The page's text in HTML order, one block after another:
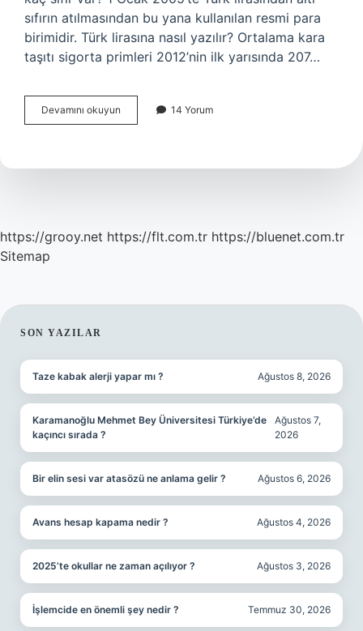
sıfırın atılmasından bu yana kullanılan resmi para
birimidir. Türk lirasına nasıl yazılır? Ortalama kara
taşıtı sigorta primleri 2012’nin ilk yarısında 207…
Devamını okuyun
Lira
14 Yorum
https://grooy.net https://flt.com.tr https://bluenet.com.tr
Sitemap
SIDEBAR
SON YAZILAR
Taze kabak alerji yapar mı ? Ağustos 8, 2026
Karamanoğlu Mehmet Bey Üniversitesi Türkiye’de
kaçıncı sırada ?
Ağustos 7,
2026
Bir elin sesi var atasözü ne anlama gelir ? Ağustos 6, 2026
Avans hesap kapama nedir ? Ağustos 4, 2026
2025’te okullar ne zaman açılıyor ? Ağustos 3, 2026
İşlemcide en önemli şey nedir ? Temmuz 30, 2026